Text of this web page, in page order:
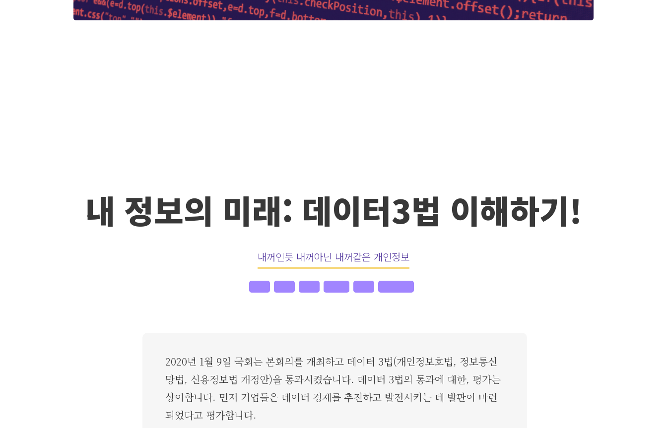
내 정보의 미래: 데이터3법 이해하기!
내꺼인듯 내꺼아닌 내꺼같은 개인정보
2020년 1월 9일 국회는 본회의를 개최하고 데이터 3법(개인정보호법, 정보통신
망법, 신용정보법 개정안)을 통과시켰습니다. 데이터 3법의 통과에 대한, 평가는
상이합니다. 먼저 기업들은 데이터 경제를 추진하고 발전시키는 데 발판이 마련
되었다고 평가합니다.